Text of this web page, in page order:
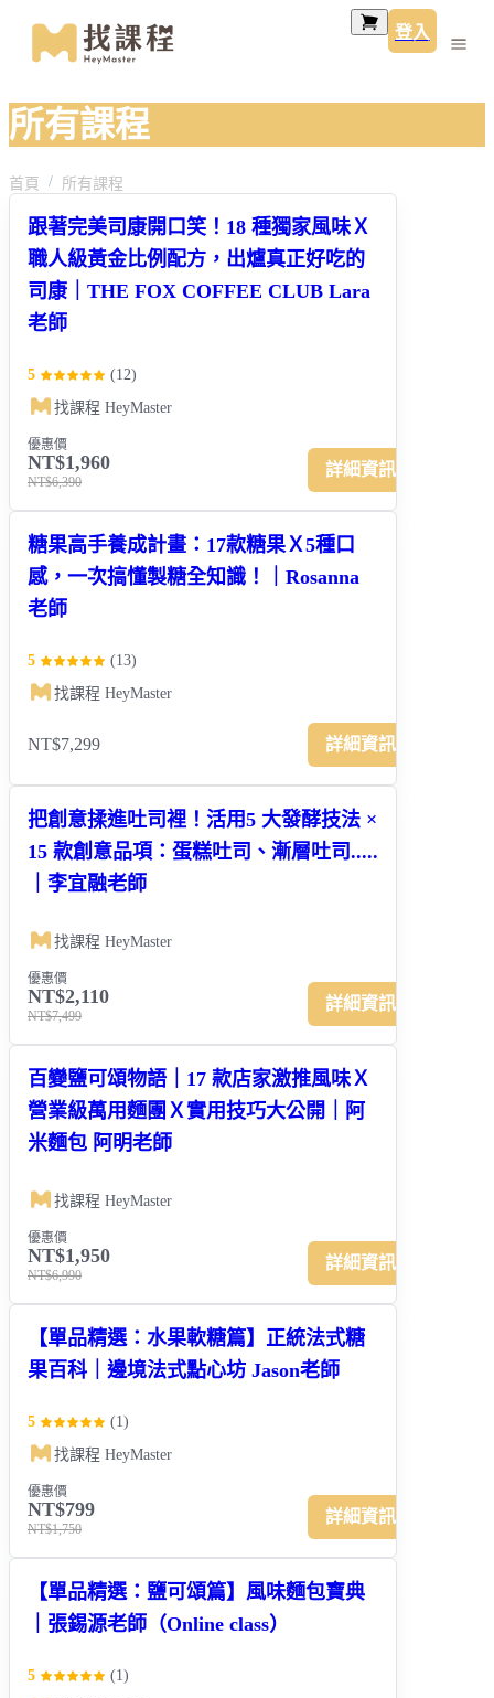
登入
所有課程
首頁 所有課程
跟著完美司康開口笑！18 種獨家風味Ｘ
職人級黃金比例配方，出爐真正好吃的
司康｜THE FOX COFFEE CLUB Lara
老師
5 (12)
找課程 HeyMaster
優惠價
NT$1,960
NT$6,390
詳細資訊
糖果高手養成計畫：17款糖果Ｘ5種口
感，一次搞懂製糖全知識！｜Rosanna
老師
5 (13)
找課程 HeyMaster
NT$7,299 詳細資訊
把創意揉進吐司裡！活用5 大發酵技法 ×
15 款創意品項：蛋糕吐司、漸層吐司.....
｜李宜融老師
找課程 HeyMaster
優惠價
NT$2,110
NT$7,499
詳細資訊
百變鹽可頌物語｜17 款店家激推風味Ｘ
營業級萬用麵團Ｘ實用技巧大公開｜阿
米麵包 阿明老師
找課程 HeyMaster
優惠價
NT$1,950
NT$6,990
詳細資訊
【單品精選：水果軟糖篇】正統法式糖
果百科｜邊境法式點心坊 Jason老師
5 (1 )
找課程 HeyMaster
優惠價
NT$799
NT$1,750
詳細資訊
【單品精選：鹽可頌篇】風味麵包寶典
｜張錫源老師（Online class）
5 (1 )